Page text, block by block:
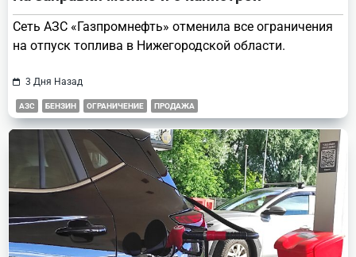
Сеть АЗС «Газпромнефть» отменила все ограничения
на отпуск топлива в Нижегородской области.
3 Дня Назад
АЗС БЕНЗИН ОГРАНИЧЕНИЕ ПРОДАЖА